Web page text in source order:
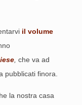
il volume
che va ad
pubblicati finora.
la nostra casa